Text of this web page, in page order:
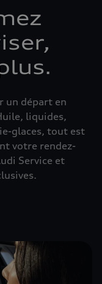
un départ en
liquides,
glaces, tout est
votre rendez-
Service et